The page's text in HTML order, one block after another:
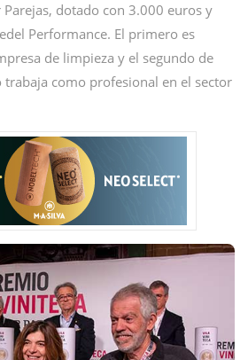
Parejas, dotado con 3.000 euros y
Performance. El primero es
de limpieza y el segundo de
como profesional en el sector